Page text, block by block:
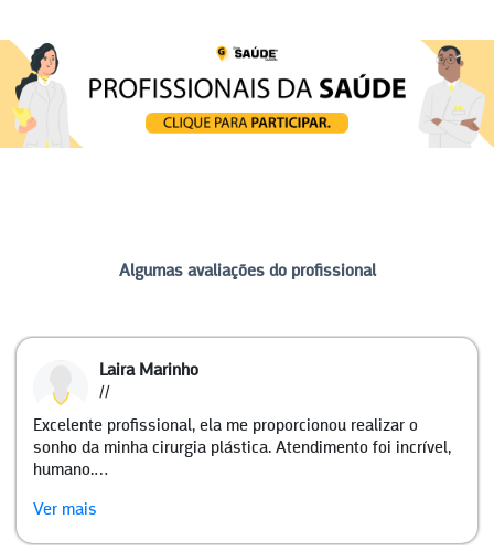
Algumas avaliações do profissional
Laira Marinho
//
Excelente profissional, ela me proporcionou realizar o
sonho da minha cirurgia plástica. Atendimento foi incrível,
humano.…
Ver mais